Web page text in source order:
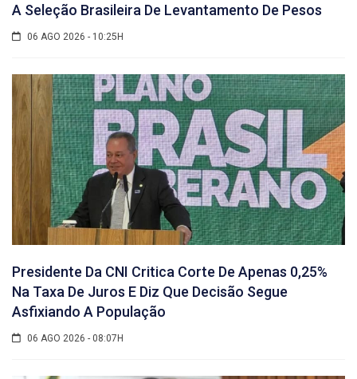
A Seleção Brasileira De Levantamento De Pesos
06 AGO 2026 - 10:25H
Presidente Da CNI Critica Corte De Apenas 0,25%
Na Taxa De Juros E Diz Que Decisão Segue
Asfixiando A População
06 AGO 2026 - 08:07H